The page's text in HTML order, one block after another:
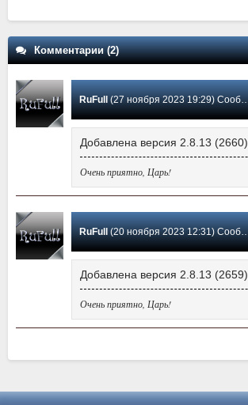
Комментарии (2)
RuFull (27 ноября 2023 19:29) Сообщение #2
Добавлена версия 2.8.13 (2660)
Очень приятно, Царь!
RuFull (20 ноября 2023 12:31) Сообщение #1
Добавлена версия 2.8.13 (2659)
Очень приятно, Царь!